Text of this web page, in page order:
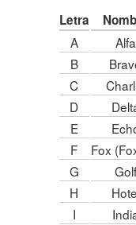
Letra
A
Alfa
B
C
D
E
F
Fox
G
Golf
H
I